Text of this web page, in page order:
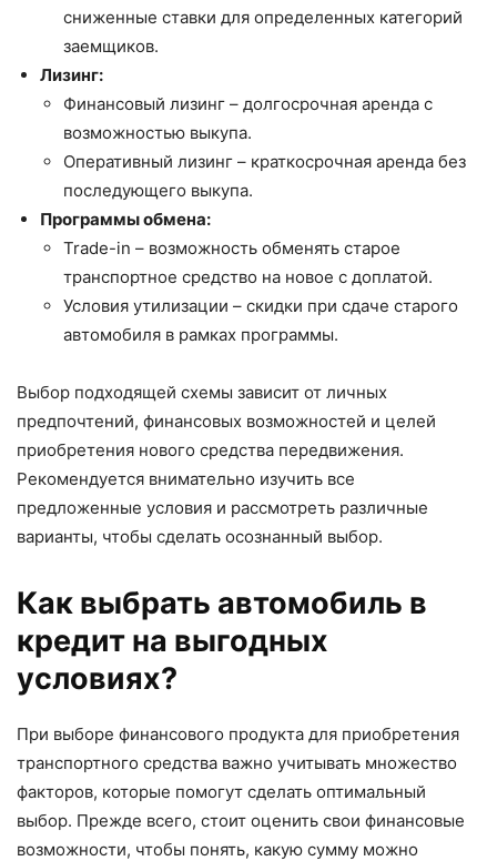
сниженные ставки для определенных категорий
заемщиков.
Лизинг:
Финансовый лизинг – долгосрочная аренда с
возможностью выкупа.
Оперативный лизинг – краткосрочная аренда без
последующего выкупа.
Программы обмена:
Trade-in – возможность обменять старое
транспортное средство на новое с доплатой.
Условия утилизации – скидки при сдаче старого
автомобиля в рамках программы.
Выбор подходящей схемы зависит от личных
предпочтений, финансовых возможностей и целей
приобретения нового средства передвижения.
Рекомендуется внимательно изучить все
предложенные условия и рассмотреть различные
варианты, чтобы сделать осознанный выбор.
Как выбрать автомобиль в
кредит на выгодных
условиях?
При выборе финансового продукта для приобретения
транспортного средства важно учитывать множество
факторов, которые помогут сделать оптимальный
выбор. Прежде всего, стоит оценить свои финансовые
возможности, чтобы понять, какую сумму можно